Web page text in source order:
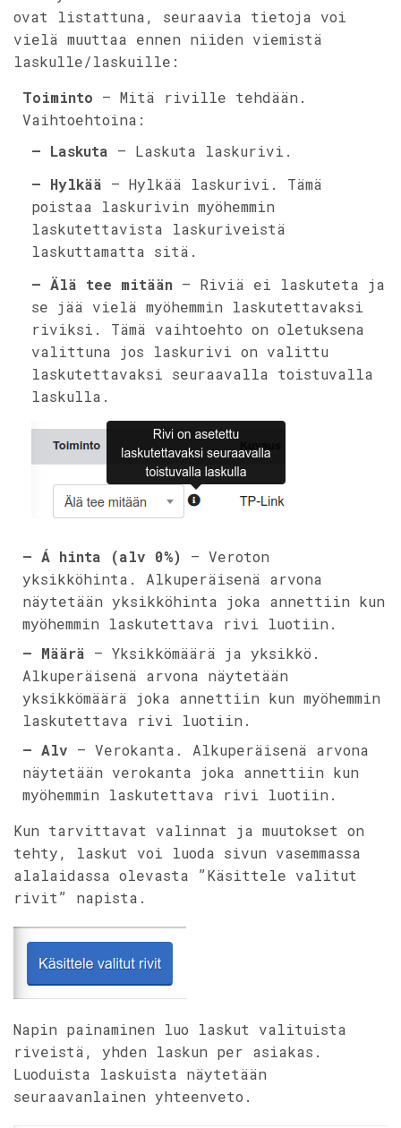
ovat listattuna, seuraavia tietoja voi
vielä muuttaa ennen niiden viemistä
laskulle/laskuille:
Toiminto – Mitä riville tehdään.
Vaihtoehtoina:
– Laskuta – Laskuta laskurivi.
– Hylkää – Hylkää laskurivi. Tämä
poistaa laskurivin myöhemmin
laskutettavista laskuriveistä
laskuttamatta sitä.
– Älä tee mitään – Riviä ei laskuteta ja
se jää vielä myöhemmin laskutettavaksi
riviksi. Tämä vaihtoehto on oletuksena
valittuna jos laskurivi on valittu
laskutettavaksi seuraavalla toistuvalla
laskulla.
– Á hinta (alv 0%) – Veroton
yksikköhinta. Alkuperäisenä arvona
näytetään yksikköhinta joka annettiin kun
myöhemmin laskutettava rivi luotiin.
– Määrä – Yksikkömäärä ja yksikkö.
Alkuperäisenä arvona näytetään
yksikkömäärä joka annettiin kun myöhemmin
laskutettava rivi luotiin.
– Alv – Verokanta. Alkuperäisenä arvona
näytetään verokanta joka annettiin kun
myöhemmin laskutettava rivi luotiin.
Kun tarvittavat valinnat ja muutokset on
tehty, laskut voi luoda sivun vasemmassa
alalaidassa olevasta ”Käsittele valitut
rivit” napista.
Napin painaminen luo laskut valituista
riveistä, yhden laskun per asiakas.
Luoduista laskuista näytetään
seuraavanlainen yhteenveto.